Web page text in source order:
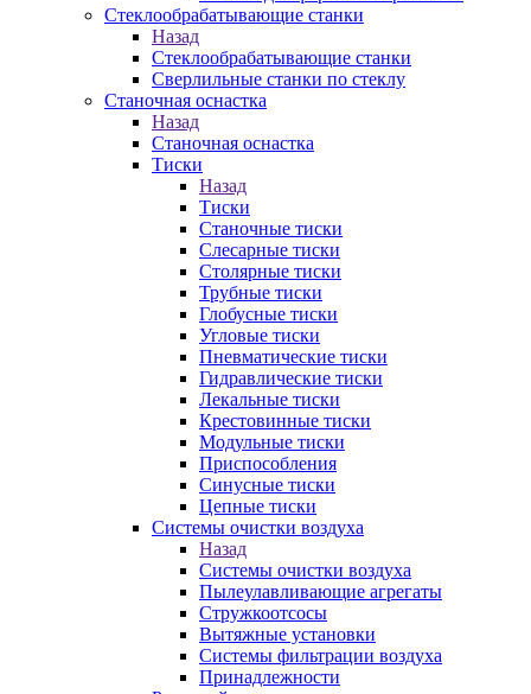
Стеклообрабатывающие станки
Назад
Стеклообрабатывающие станки
Сверлильные станки по стеклу
Станочная оснастка
Назад
Станочная оснастка
Тиски
Назад
Тиски
Станочные тиски
Слесарные тиски
Столярные тиски
Трубные тиски
Глобусные тиски
Угловые тиски
Пневматические тиски
Гидравлические тиски
Лекальные тиски
Крестовинные тиски
Модульные тиски
Приспособления
Синусные тиски
Цепные тиски
Системы очистки воздуха
Назад
Системы очистки воздуха
Пылеулавливающие агрегаты
Стружкоотсосы
Вытяжные установки
Системы фильтрации воздуха
Принадлежности